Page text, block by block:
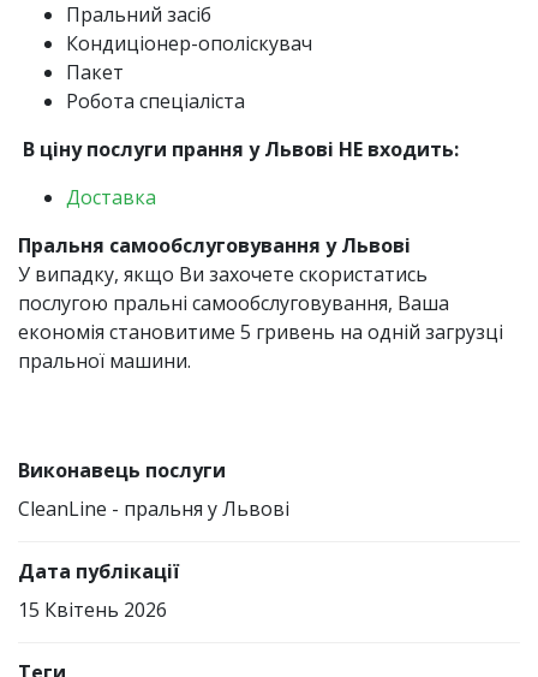
Пральний засіб
Кондиціонер-ополіскувач
Пакет
Робота спеціаліста
В ціну послуги прання у Львові НЕ входить:
Доставка
Пральня самообслуговування у Львові
У випадку, якщо Ви захочете скористатись
послугою пральні самообслуговування, Ваша
економія становитиме 5 гривень на одній загрузці
пральної машини.
Виконавець послуги
СleanLine - пральня у Львові
Дата публікації
15 Квітень 2026